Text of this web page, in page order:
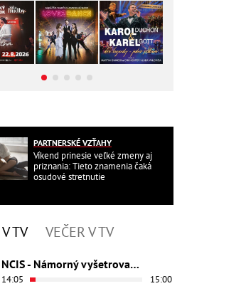
PARTNERSKÉ VZŤAHY
Víkend prinesie veľké zmeny aj
priznania: Tieto znamenia čaká
osudové stretnutie
TV VEČER V TV
NCIS - Námorný vyšetrovací úrad
14:05 15:00